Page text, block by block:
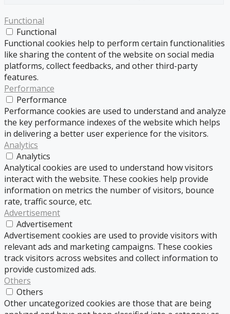
Functional
Functional
Functional cookies help to perform certain functionalities
like sharing the content of the website on social media
platforms, collect feedbacks, and other third-party
features.
Performance
Performance
Performance cookies are used to understand and analyze
the key performance indexes of the website which helps
in delivering a better user experience for the visitors.
Analytics
Analytics
Analytical cookies are used to understand how visitors
interact with the website. These cookies help provide
information on metrics the number of visitors, bounce
rate, traffic source, etc.
Advertisement
Advertisement
Advertisement cookies are used to provide visitors with
relevant ads and marketing campaigns. These cookies
track visitors across websites and collect information to
provide customized ads.
Others
Others
Other uncategorized cookies are those that are being